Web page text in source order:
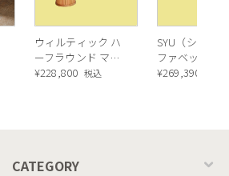
ウィルティック ハ
ーフラウンド マテ
ィエラ塗装 ダイニ
¥228,800 税込
SYU（シュウ
ファベッド（
ュラル）
¥269,390
CATEGORY